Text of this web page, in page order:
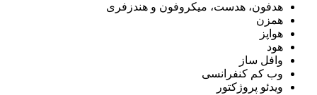
هدفون، هدست، میکروفون و هندزفری
همزن
هواپز
هود
وافل ساز
وب کم کنفرانسی
ویدئو پروژکتور